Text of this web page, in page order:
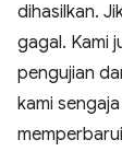
dihasilkan.
gagal. Kami
pengujian
kami